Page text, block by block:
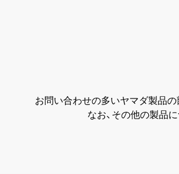
お問い合わせの多いヤマダ製品の
なお、その他の製品に